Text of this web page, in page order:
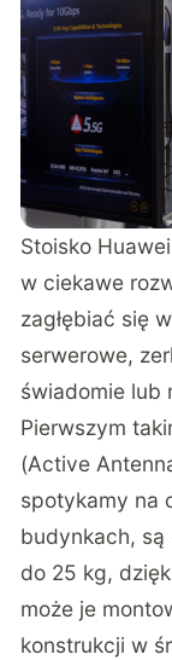
Stoisko
w ciekawe
zagłębiać się
serwerowe,
świadomie lub
Pierwszym
(Active
spotykamy na
budynkach, są
do 25 kg,
może je
konstrukcji w